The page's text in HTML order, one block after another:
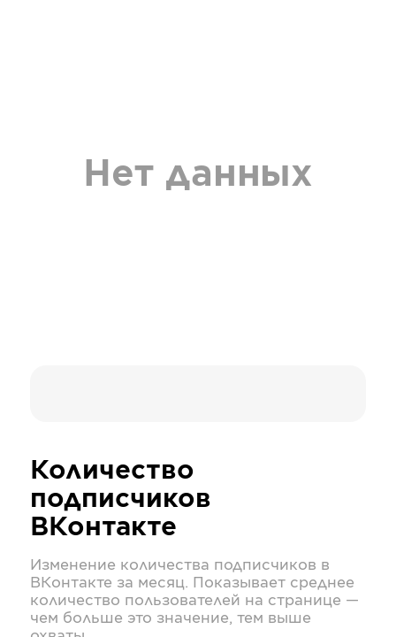
Нет данных
Количество
подписчиков
ВКонтакте
Изменение количества подписчиков в
ВКонтакте за месяц. Показывает среднее
количество пользователей на странице —
чем больше это значение, тем выше